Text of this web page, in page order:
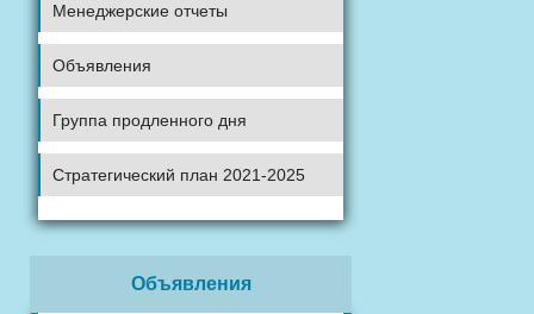
Менеджерские отчеты
Объявления
Группа продленного дня
Стратегический план 2021-2025
Объявления